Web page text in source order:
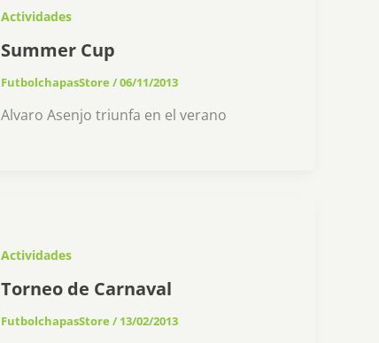
Actividades
Summer Cup
FutbolchapasStore/06/11/2013
Alvaro Asenjo triunfa en el verano
Actividades
Torneo de Carnaval
FutbolchapasStore/ 13/02/2013